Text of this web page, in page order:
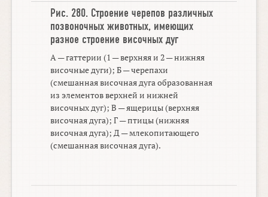
Рис. 280. Строение черепов различных
позвоночных животных, имеющих
разное строение височных дуг
А — гаттерии (1 — верхняя и 2 — нижняя
височные дуги); Б — черепахи
(смешанная височная дуга образованная
из элементов верхней и нижней
височных дуг); В — ящерицы (верхняя
височная дуга); Г — птицы (нижняя
височная дуга); Д — млекопитающего
(смешанная височная дуга).